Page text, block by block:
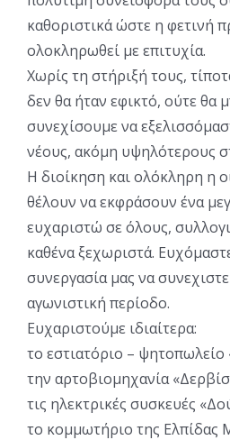
καθοριστικά ώστε η φετινή
ολοκληρωθεί με επιτυχία.
Χωρίς τη στήριξή τους,
δεν θα ήταν εφικτό, ούτε θα
συνεχίσουμε να
νέους, ακόμη υψηλότερους
Η διοίκηση και ολόκληρη η
θέλουν να εκφράσουν ένα
ευχαριστώ σε όλους,
καθένα ξεχωριστά.
συνεργασία μας να
αγωνιστική περίοδο.
Ευχαριστούμε ιδιαίτερα:
το εστιατόριο –
την αρτοβιομηχανία
τις ηλεκτρικές συσκευές
το κομμωτήριο της Ελπίδας